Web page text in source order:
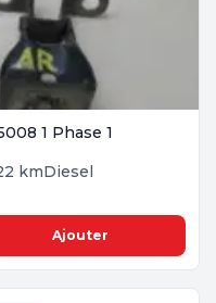
1 Phase 1
kmDiesel
Ajouter